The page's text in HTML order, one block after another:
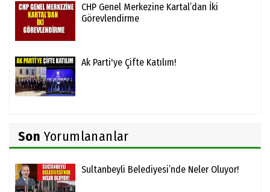
CHP Genel Merkezine Kartal’dan İki
Görevlendirme
Ak Parti'ye Çifte Katılım!
Son Yorumlananlar
Sultanbeyli Belediyesi’nde Neler Oluyor!